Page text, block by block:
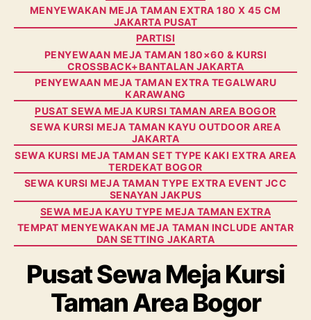
MENYEWAKAN MEJA TAMAN EXTRA 180 X 45 CM
JAKARTA PUSAT
PARTISI
PENYEWAAN MEJA TAMAN 180×60 & KURSI
CROSSBACK+BANTALAN JAKARTA
PENYEWAAN MEJA TAMAN EXTRA TEGALWARU
KARAWANG
PUSAT SEWA MEJA KURSI TAMAN AREA BOGOR
SEWA KURSI MEJA TAMAN KAYU OUTDOOR AREA
JAKARTA
SEWA KURSI MEJA TAMAN SET TYPE KAKI EXTRA AREA
TERDEKAT BOGOR
SEWA KURSI MEJA TAMAN TYPE EXTRA EVENT JCC
SENAYAN JAKPUS
SEWA MEJA KAYU TYPE MEJA TAMAN EXTRA
TEMPAT MENYEWAKAN MEJA TAMAN INCLUDE ANTAR
DAN SETTING JAKARTA
Pusat Sewa Meja Kursi
Taman Area Bogor